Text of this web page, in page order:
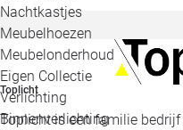
Nachtkastjes
Meubelhoezen
Meubelonderhoud
Eigen Collectie
Verlichting
Binnenverlichting
Toplicht
Toplicht is een familie